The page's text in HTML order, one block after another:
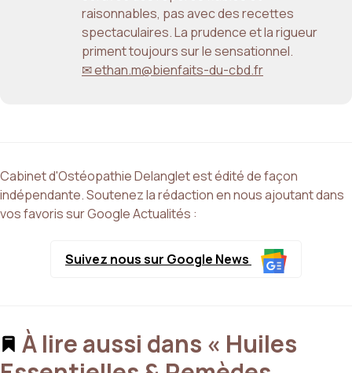
raisonnables, pas avec des recettes
spectaculaires. La prudence et la rigueur
priment toujours sur le sensationnel.
✉ ethan.m@bienfaits-du-cbd.fr
Cabinet d'Ostéopathie Delanglet est édité de façon
indépendante. Soutenez la rédaction en nous ajoutant dans
vos favoris sur Google Actualités :
Suivez nous sur Google News
À lire aussi dans « Huiles